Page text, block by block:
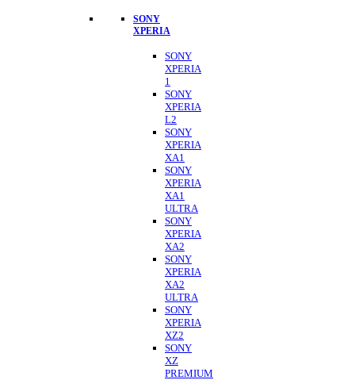
SONY
XPERIA
SONY
XPERIA
1
SONY
XPERIA
L2
SONY
XPERIA
XA1
SONY
XPERIA
XA1
ULTRA
SONY
XPERIA
XA2
SONY
XPERIA
XA2
ULTRA
SONY
XPERIA
XZ2
SONY
XZ
PREMIUM